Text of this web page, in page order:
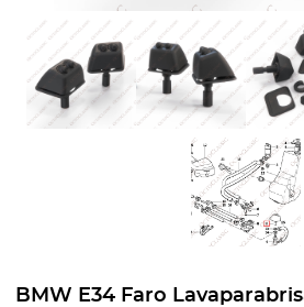
BMW E34 Faro